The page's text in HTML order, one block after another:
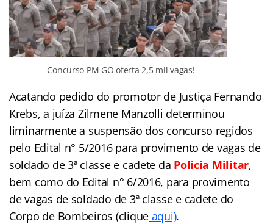
Concurso PM GO oferta 2,5 mil vagas!
Acatando pedido do promotor de Justiça Fernando
Krebs, a juíza Zilmene Manzolli determinou
liminarmente a suspensão dos concurso regidos
pelo Edital n° 5/2016 para provimento de vagas de
soldado de 3ª classe e cadete da Polícia Militar,
bem como do Edital n° 6/2016, para provimento
de vagas de soldado de 3ª classe e cadete do
Corpo de Bombeiros (cliqueaqui).